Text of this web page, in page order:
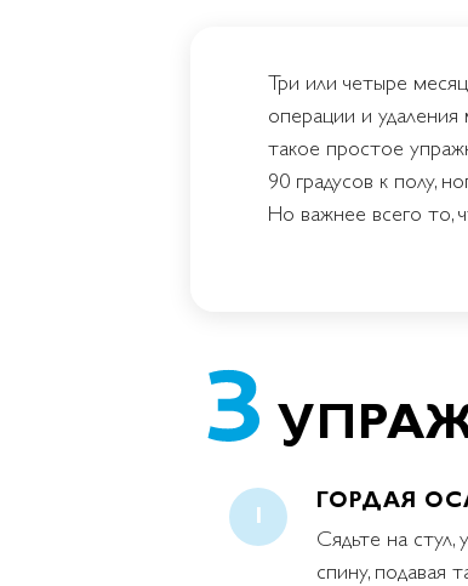
Три или четыре
операции и
такое простое
90 градусов к полу,
Но важнее всего то,
ГОРДАЯ
Сядьте на стул,
спину, подавая